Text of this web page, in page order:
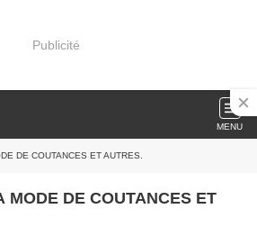
Publicité
MENU
DE COUTANCES ET AUTRES.
MODE DE COUTANCES ET